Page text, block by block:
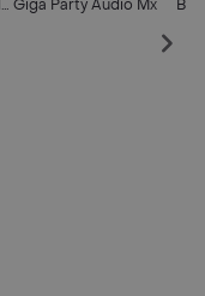
Giga Party Audio Mx